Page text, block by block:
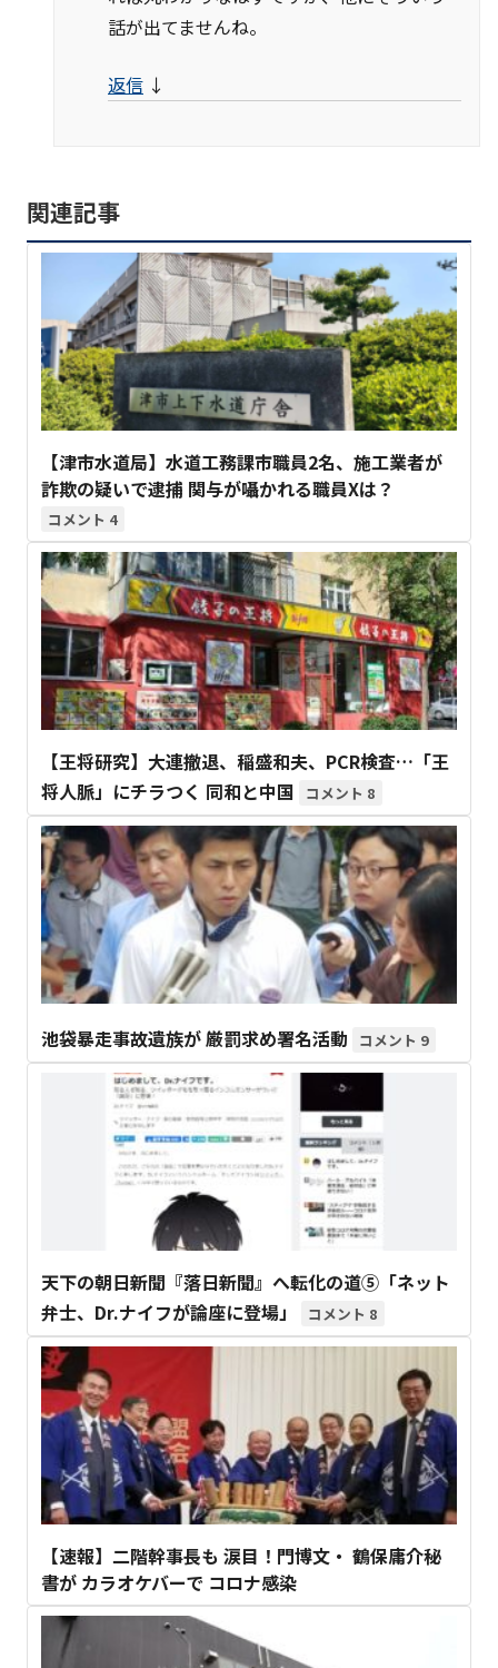
話が出てませんね。
返信 ↓
関連記事
【津市水道局】水道工務課市職員2名、施工業者が
詐欺の疑いで逮捕 関与が囁かれる職員Xは？
4
【王将研究】大連撤退、稲盛和夫、PCR検査…「王
将人脈」にチラつく 同和と中国
8
池袋暴走事故遺族が 厳罰求め署名活動 9
天下の朝日新聞『落日新聞』へ転化の道⑤「ネット
弁士、Dr.ナイフが論座に登場」
8
【速報】二階幹事長も 涙目！門博文・ 鶴保庸介秘
書が カラオケバーで コロナ感染